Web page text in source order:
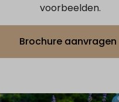
voorbeelden.
Brochure aanvragen